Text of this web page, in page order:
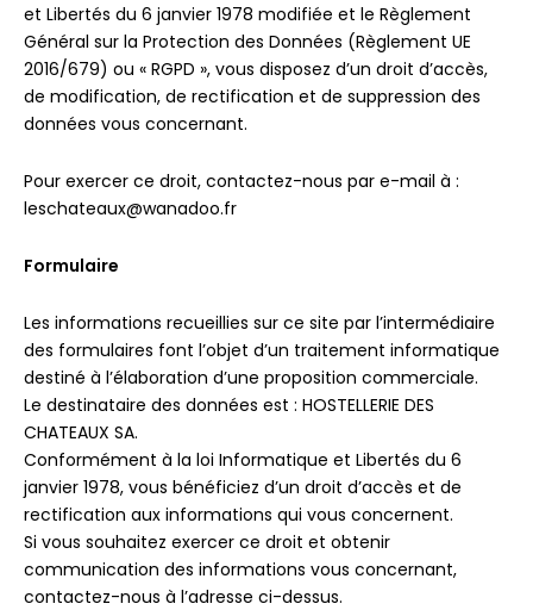
et Libertés du 6 janvier 1978 modifiée et le Règlement
Général sur la Protection des Données (Règlement UE
2016/679) ou « RGPD », vous disposez d’un droit d’accès,
de modification, de rectification et de suppression des
données vous concernant.
Pour exercer ce droit, contactez-nous par e-mail à :
leschateaux@wanadoo.fr
Formulaire
Les informations recueillies sur ce site par l’intermédiaire
des formulaires font l’objet d’un traitement informatique
destiné à l’élaboration d’une proposition commerciale.
Le destinataire des données est : HOSTELLERIE DES
CHATEAUX SA.
Conformément à la loi Informatique et Libertés du 6
janvier 1978, vous bénéficiez d’un droit d’accès et de
rectification aux informations qui vous concernent.
Si vous souhaitez exercer ce droit et obtenir
communication des informations vous concernant,
contactez-nous à l’adresse ci-dessus.